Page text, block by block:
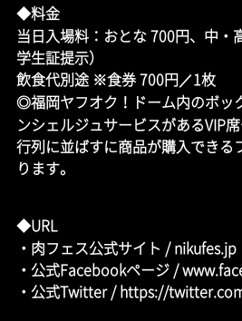
◆料金
当日入場料：おとな 700円、中・
学生証提示）
飲食代別途 ※食券 700円／1枚
◎福岡ヤフオク！ドーム内のボッ
ンシェルジュサービスがあるVIP
行列に並ばすに商品が購入できる
ります。
◆URL
・肉フェス公式サイト /nikufes.jp
・公式Facebookページ /
・公式Twitter /https://